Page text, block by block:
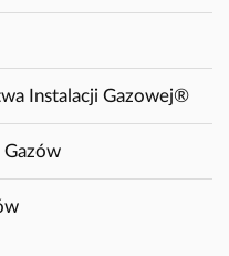
Instalacji Gazowej®